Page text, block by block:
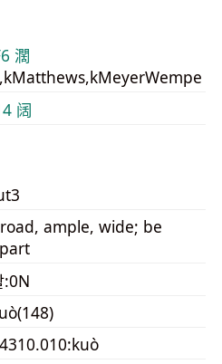
濶
阔
ample, wide; be
:0N